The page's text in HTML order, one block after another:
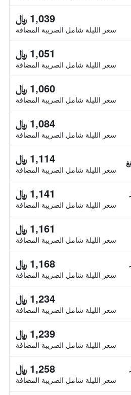
1,039 ﷼
سعر الليلة شامل الصريبة المضافة
1,051 ﷼
سعر الليلة شامل الصريبة المضافة
1,060 ﷼
سعر الليلة شامل الصريبة المضافة
1,084 ﷼
سعر الليلة شامل الصريبة المضافة
1,114 ﷼
سعر الليلة شامل الصريبة المضافة
1,141 ﷼
سعر الليلة شامل الصريبة المضافة
1,161 ﷼
سعر الليلة شامل الصريبة المضافة
1,168 ﷼
سعر الليلة شامل الصريبة المضافة
1,234 ﷼
سعر الليلة شامل الصريبة المضافة
1,239 ﷼
سعر الليلة شامل الصريبة المضافة
1,258 ﷼
سعر الليلة شامل الصريبة المضافة